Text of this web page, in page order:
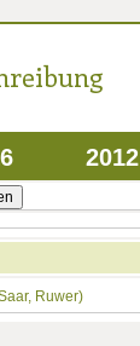
2012
Ruwer)